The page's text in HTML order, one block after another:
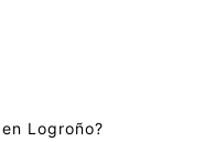
Logroño?